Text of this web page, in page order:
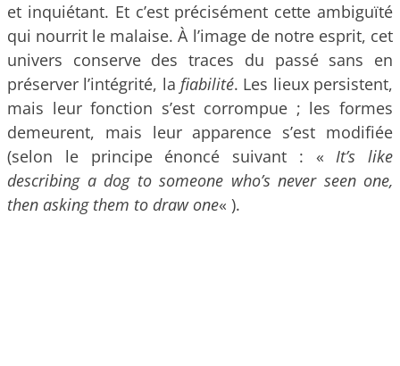
et inquiétant. Et c’est précisément cette ambiguïté
qui nourrit le malaise. À l’image de notre esprit, cet
univers conserve des traces du passé sans en
préserver l’intégrité, la fiabilité. Les lieux persistent,
mais leur fonction s’est corrompue ; les formes
demeurent, mais leur apparence s’est modifiée
(selon le principe énoncé suivant : «It’s like
describing a dog to someone who’s never seen one,
then asking them to draw one« ).